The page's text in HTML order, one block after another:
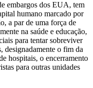
embargos dos EUA, tem
humano marcado por
a par de uma força de
na saúde e educação,
para tentar sobreviver
designadamente o fim da
hospitais, o encerramento
para outras unidades